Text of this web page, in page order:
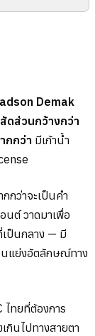
Demak
ดส่วนกว้างกว่า
กกว่า มีเก้าน้ำ
กว่าจะเป็นคำ
นต์ วาดมาเพื่อ
เป็นกลาง — มี
นแย่งอัตลักษณ์ทาง
ไทยที่ต้องการ
กินไปทางสายตา